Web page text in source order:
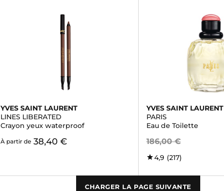
YVES SAINT LAURENT
LINES LIBERATED
Crayon yeux waterproof
À partir de 38,40 €
YVES SAINT LAURENT
PARIS
Eau de Toilette
186,00 €
4,9 (217)
CHARGER LA PAGE SUIVANTE